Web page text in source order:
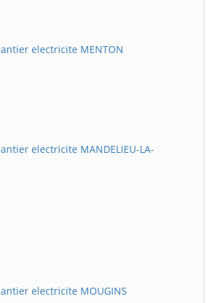
electricite MENTON
electricite MANDELIEU-LA-
electricite MOUGINS